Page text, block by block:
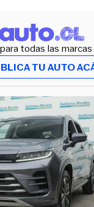
todas las
TU AUTO